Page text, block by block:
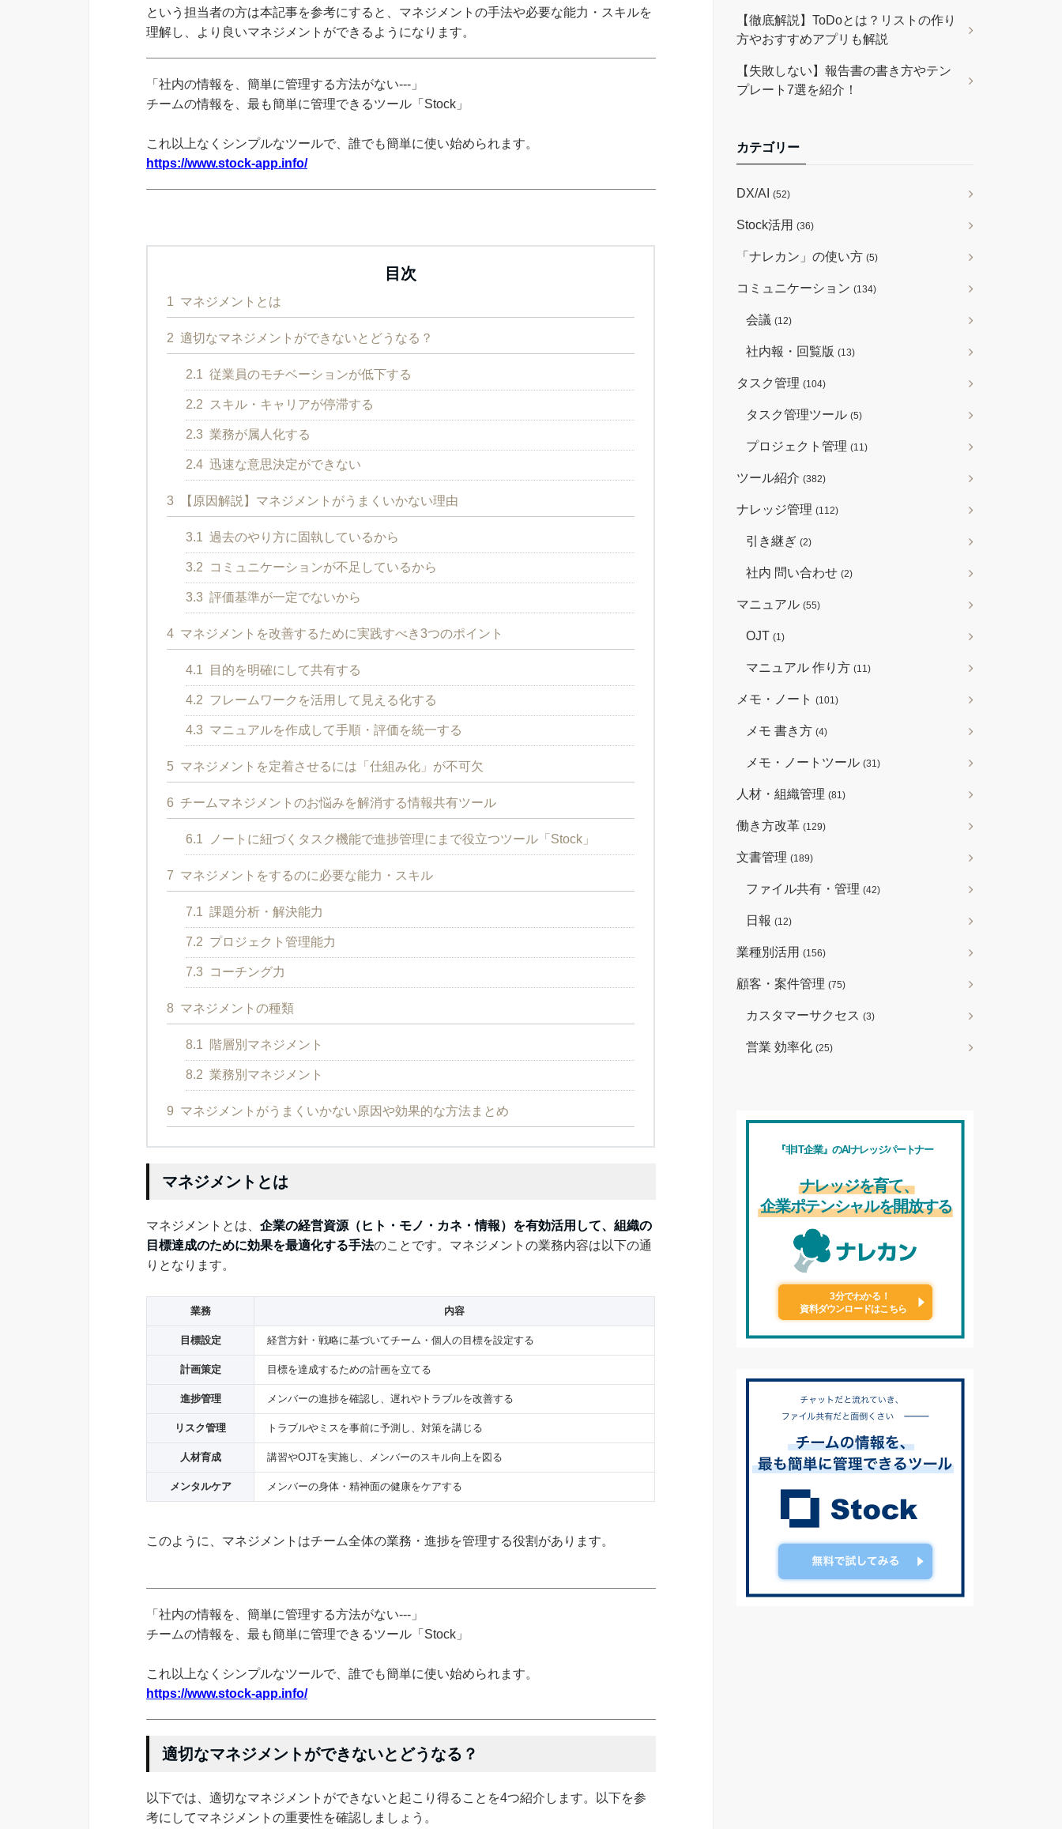
という担当者の方は本記事を参考にすると、マネジメントの手法や必要な能力・スキルを
理解し、より良いマネジメントができるようになります。
「社内の情報を、簡単に管理する方法がない---」
チームの情報を、最も簡単に管理できるツール「Stock」
これ以上なくシンプルなツールで、誰でも簡単に使い始められます。
https://www.stock-app.info/
目次
1 マネジメントとは
2 適切なマネジメントができないとどうなる？
2.1 従業員のモチベーションが低下する
2.2 スキル・キャリアが停滞する
2.3 業務が属人化する
2.4 迅速な意思決定ができない
3 【原因解説】マネジメントがうまくいかない理由
3.1 過去のやり方に固執しているから
3.2 コミュニケーションが不足しているから
3.3 評価基準が一定でないから
4 マネジメントを改善するために実践すべき3つのポイント
4.1 目的を明確にして共有する
4.2 フレームワークを活用して見える化する
4.3 マニュアルを作成して手順・評価を統一する
5 マネジメントを定着させるには「仕組み化」が不可欠
6 チームマネジメントのお悩みを解消する情報共有ツール
6.1 ノートに紐づくタスク機能で進捗管理にまで役立つツール「Stock」
7 マネジメントをするのに必要な能力・スキル
7.1 課題分析・解決能力
7.2 プロジェクト管理能力
7.3 コーチング力
8 マネジメントの種類
8.1 階層別マネジメント
8.2 業務別マネジメント
9 マネジメントがうまくいかない原因や効果的な方法まとめ
マネジメントとは
マネジメントとは、 企業の経営資源（ヒト・モノ・カネ・情報）を有効活用して、組織の
目標達成のために効果を最適化する手法のことです。マネジメントの業務内容は以下の通
りとなります。
業務 内容
目標設定 経営方針・戦略に基づいてチーム・個人の目標を設定する
計画策定 目標を達成するための計画を立てる
進捗管理 メンバーの進捗を確認し、遅れやトラブルを改善する
リスク管理 トラブルやミスを事前に予測し、対策を講じる
人材育成 講習やOJTを実施し、メンバーのスキル向上を図る
メンタルケア メンバーの身体・精神面の健康をケアする
このように、マネジメントはチーム全体の業務・進捗を管理する役割があります。
「社内の情報を、簡単に管理する方法がない---」
チームの情報を、最も簡単に管理できるツール「Stock」
これ以上なくシンプルなツールで、誰でも簡単に使い始められます。
https://www.stock-app.info/
適切なマネジメントができないとどうなる？
以下では、適切なマネジメントができないと起こり得ることを4つ紹介します。以下を参
考にしてマネジメントの重要性を確認しましょう。
【徹底解説】ToDoとは？リストの作り
方やおすすめアプリも解説
【失敗しない】報告書の書き方やテン
プレート7選を紹介！
カテゴリー
DX/AI (52)
Stock活用 (36)
「ナレカン」の使い方 (5)
コミュニケーション (134)
会議 (12)
社内報・回覧版 (13)
タスク管理 (104)
タスク管理ツール (5)
プロジェクト管理 (11)
ツール紹介 (382)
ナレッジ管理 (112)
引き継ぎ (2)
社内 問い合わせ (2)
マニュアル (55)
OJT (1)
マニュアル 作り方 (11)
メモ・ノート (101)
メモ 書き方 (4)
メモ・ノートツール (31)
人材・組織管理 (81)
働き方改革 (129)
文書管理 (189)
ファイル共有・管理 (42)
日報 (12)
業種別活用 (156)
顧客・案件管理 (75)
カスタマーサクセス (3)
営業 効率化 (25)